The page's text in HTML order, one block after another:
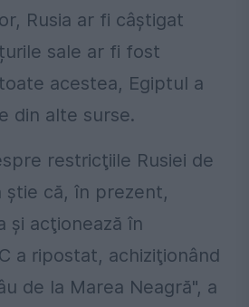
Rusia ar fi câștigat
sale ar fi fost
acestea, Egiptul a
din alte surse.
restricţiile Rusiei de
ştie că, în prezent,
şi acţionează în
a ripostat, achiziţionând
de la Marea Neagră", a